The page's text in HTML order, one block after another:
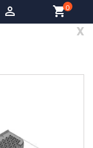
 shopping_cart0
x